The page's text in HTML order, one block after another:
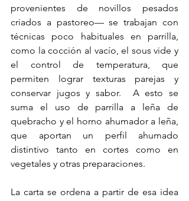
provenientes de novillos pesados
criados a pastoreo— se trabajan con
técnicas poco habituales en parrilla,
como la cocción al vacío, el sous vide y
el control de temperatura, que
permiten lograr texturas parejas y
conservar jugos y sabor.  A esto se
suma el uso de parrilla a leña de
quebracho y el horno ahumador a leña,
que aportan un perfil ahumado
distintivo tanto en cortes como en
vegetales y otras preparaciones.
La carta se ordena a partir de esa idea